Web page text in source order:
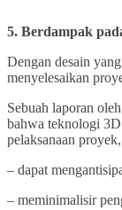
5. Berdampak
Dengan desain
menyelesaikan
Sebuah laporan
bahwa teknologi
pelaksanaan
– dapat
– meminimalisir